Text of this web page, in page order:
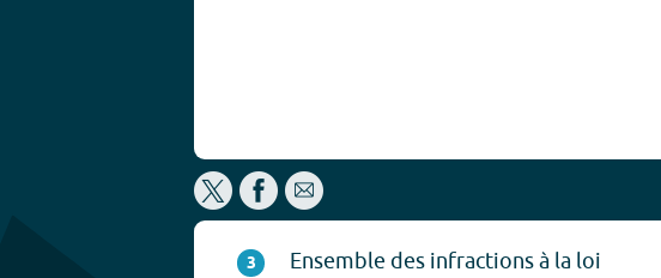
3
Ensemble des infractions à la loi